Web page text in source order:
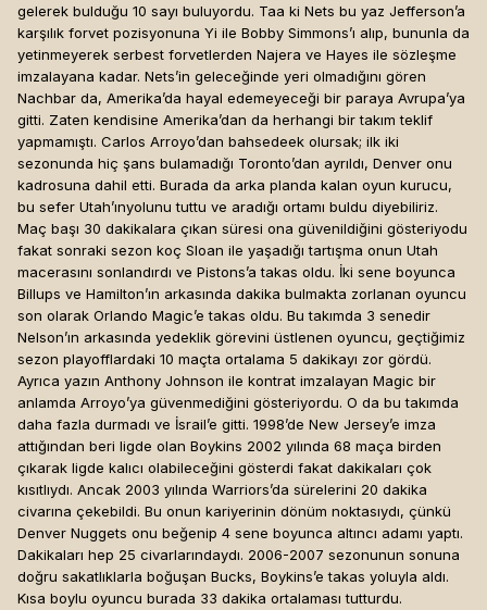
gelerek bulduğu 10 sayı buluyordu. Taa ki Nets bu yaz Jefferson’a
karşılık forvet pozisyonuna Yi ile Bobby Simmons’ı alıp, bununla da
yetinmeyerek serbest forvetlerden Najera ve Hayes ile sözleşme
imzalayana kadar. Nets’in geleceğinde yeri olmadığını gören
Nachbar da, Amerika’da hayal edemeyeceği bir paraya Avrupa’ya
gitti. Zaten kendisine Amerika’dan da herhangi bir takım teklif
yapmamıştı. Carlos Arroyo’dan bahsedeek olursak; ilk iki
sezonunda hiç şans bulamadığı Toronto’dan ayrıldı, Denver onu
kadrosuna dahil etti. Burada da arka planda kalan oyun kurucu,
bu sefer Utah’ınyolunu tuttu ve aradığı ortamı buldu diyebiliriz.
Maç başı 30 dakikalara çıkan süresi ona güvenildiğini gösteriyodu
fakat sonraki sezon koç Sloan ile yaşadığı tartışma onun Utah
macerasını sonlandırdı ve Pistons’a takas oldu. İki sene boyunca
Billups ve Hamilton’ın arkasında dakika bulmakta zorlanan oyuncu
son olarak Orlando Magic’e takas oldu. Bu takımda 3 senedir
Nelson’ın arkasında yedeklik görevini üstlenen oyuncu, geçtiğimiz
sezon playofflardaki 10 maçta ortalama 5 dakikayı zor gördü.
Ayrıca yazın Anthony Johnson ile kontrat imzalayan Magic bir
anlamda Arroyo’ya güvenmediğini gösteriyordu. O da bu takımda
daha fazla durmadı ve İsrail’e gitti. 1998’de New Jersey’e imza
attığından beri ligde olan Boykins 2002 yılında 68 maça birden
çıkarak ligde kalıcı olabileceğini gösterdi fakat dakikaları çok
kısıtlıydı. Ancak 2003 yılında Warriors’da sürelerini 20 dakika
civarına çekebildi. Bu onun kariyerinin dönüm noktasıydı, çünkü
Denver Nuggets onu beğenip 4 sene boyunca altıncı adamı yaptı.
Dakikaları hep 25 civarlarındaydı. 2006-2007 sezonunun sonuna
doğru sakatlıklarla boğuşan Bucks, Boykins’e takas yoluyla aldı.
Kısa boylu oyuncu burada 33 dakika ortalaması tutturdu.